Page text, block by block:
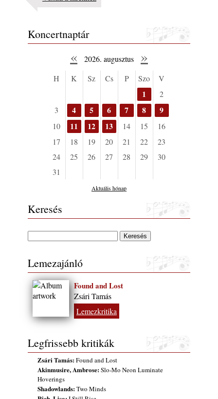
Koncertnaptár
« 2026. augusztus »
H K Sz Cs P Szo V
1
2
3
4 5 6 7 8 9
10 11 12 13 14 15
16
17
18 19 20 21 22
23
24
25 26 27 28 29
30
31
Aktuális hónap
Keresés
Lemezajánló
Found and Lost
Zsári Tamás
Lemezkritika
Legfrissebb kritikák
Zsári Tamás:Found and Lost
Akinmusire, Ambrose:Slo-Mo Neon Luminate
Hoverings
Shadowlands:Two Minds